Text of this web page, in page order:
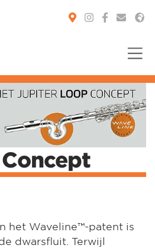
het Waveline™-patent is
dwarsfluit. Terwijl